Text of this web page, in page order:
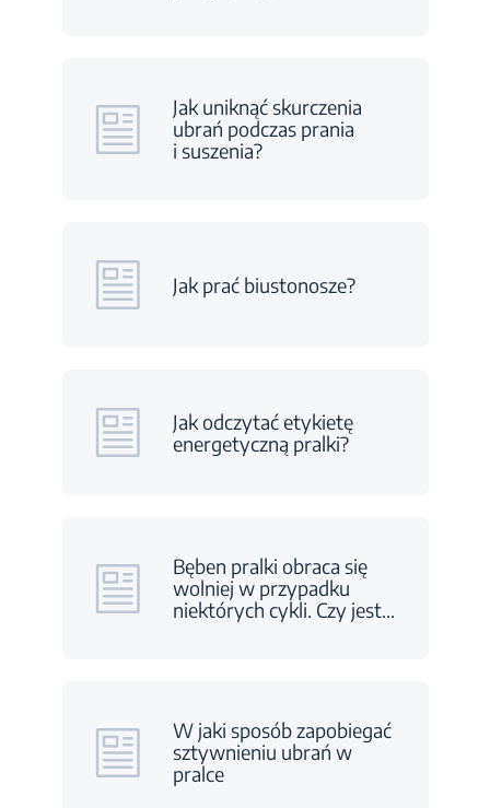
Jak uniknąć skurczenia
ubrań podczas prania
i suszenia?
Jak prać biustonosze?
Jak odczytać etykietę
energetyczną pralki?
Bęben pralki obraca się
wolniej w przypadku
niektórych cykli. Czy jest…
W jaki sposób zapobiegać
sztywnieniu ubrań w
pralce